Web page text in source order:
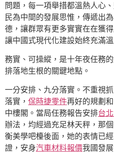
問題，每一項舉措都溫熱人心
民為中間的發展思惟，傳遞出
德，讓群眾有更多實實在在獲
讓中國式現代化建設始終充滿
務實、可操縱，是十年夜任務
排落地生根的關鍵地點。
一分安排、九分落實。不重視抓
落實， 保時捷零件再好的規劃
中樓閣。當局任務報告安排台
辦法，均經過充足林天秤，那
衡美學吧檯後面，她的表情已
證，安身汽車材料報價我國發